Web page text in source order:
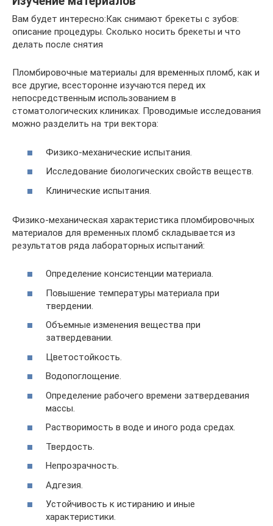
Вам будет интересно:Как снимают брекеты с зубов:
описание процедуры. Сколько носить брекеты и что
делать после снятия
Пломбировочные материалы для временных пломб, как и
все другие, всесторонне изучаются перед их
непосредственным использованием в
стоматологических клиниках. Проводимые исследования
можно разделить на три вектора:
Физико-механические испытания.
Исследование биологических свойств веществ.
Клинические испытания.
Физико-механическая характеристика пломбировочных
материалов для временных пломб складывается из
результатов ряда лабораторных испытаний:
Определение консистенции материала.
Повышение температуры материала при
твердении.
Объемные изменения вещества при
затвердевании.
Цветостойкость.
Водопоглощение.
Определение рабочего времени затвердевания
массы.
Растворимость в воде и иного рода средах.
Твердость.
Непрозрачность.
Адгезия.
Устойчивость к истиранию и иные
характеристики.